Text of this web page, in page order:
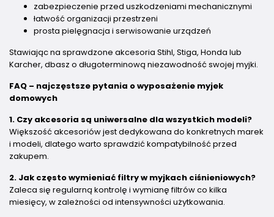
zabezpieczenie przed uszkodzeniami mechanicznymi
łatwość organizacji przestrzeni
prosta pielęgnacja i serwisowanie urządzeń
Stawiając na sprawdzone akcesoria Stihl, Stiga, Honda lub
Karcher, dbasz o długoterminową niezawodność swojej myjki.
FAQ – najczęstsze pytania o wyposażenie myjek
domowych
1. Czy akcesoria są uniwersalne dla wszystkich modeli?
Większość akcesoriów jest dedykowana do konkretnych marek
i modeli, dlatego warto sprawdzić kompatybilność przed
zakupem.
2. Jak często wymieniać filtry w myjkach ciśnieniowych?
Zaleca się regularną kontrolę i wymianę filtrów co kilka
miesięcy, w zależności od intensywności użytkowania.